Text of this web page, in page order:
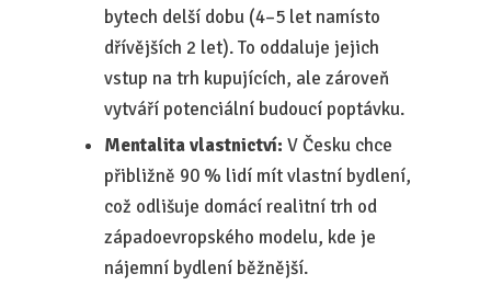
bytech delší dobu (4–5 let namísto
dřívějších 2 let). To oddaluje jejich
vstup na trh kupujících, ale zároveň
vytváří potenciální budoucí poptávku.
Mentalita vlastnictví: V Česku chce
přibližně 90 % lidí mít vlastní bydlení,
což odlišuje domácí realitní trh od
západoevropského modelu, kde je
nájemní bydlení běžnější.